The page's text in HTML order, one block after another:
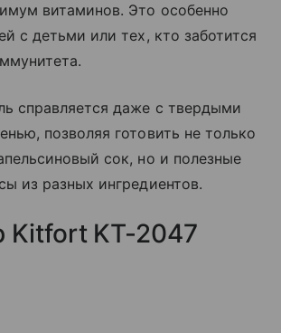
витаминов. Это особенно
с детьми или тех, кто заботится
справляется даже с твердыми
позволяя готовить не только
сок, но и полезные
из разных ингредиентов.
Kitfort KT-2047